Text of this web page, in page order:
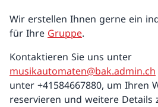
Wir erstellen Ihnen gerne ein
für Ihre Gruppe.
Kontaktieren Sie uns unter
musikautomaten@bak.admin.ch
unter +41584667880, um Ihren
reservieren und weitere Details